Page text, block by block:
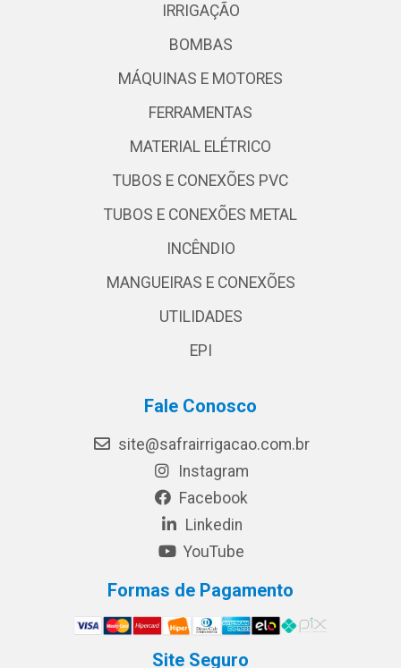
IRRIGAÇÃO
BOMBAS
MÁQUINAS E MOTORES
FERRAMENTAS
MATERIAL ELÉTRICO
TUBOS E CONEXÕES PVC
TUBOS E CONEXÕES METAL
INCÊNDIO
MANGUEIRAS E CONEXÕES
UTILIDADES
EPI
Fale Conosco
site@safrairrigacao.com.br
Instagram
Facebook
Linkedin
YouTube
Formas de Pagamento
Site Seguro